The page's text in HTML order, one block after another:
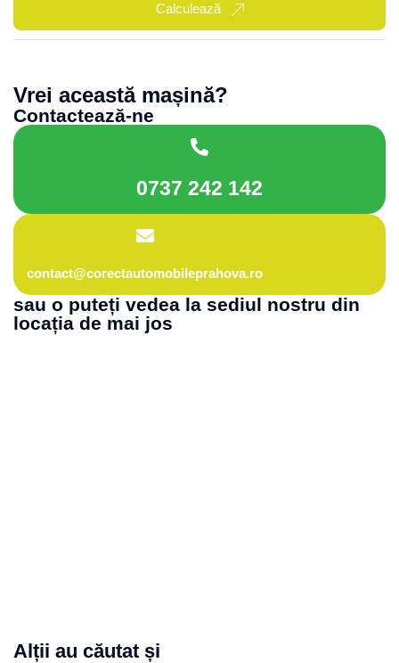
Calculează
Vrei această mașină?
Contactează-ne
0737 242 142
contact@corectautomobileprahova.ro
sau o puteți vedea la sediul nostru din
locația de mai jos
Alții au căutat și